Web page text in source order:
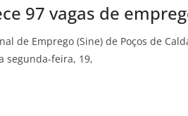
97 vagas de
de Emprego (Sine) de Poços de
segunda-feira, 19,